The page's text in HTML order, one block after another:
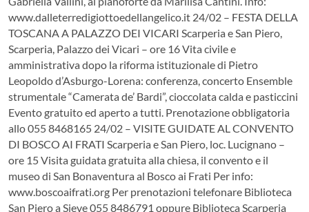
www.dalleterredigiottoedellangelico.it 24/02 – FESTA DELLA
TOSCANA A PALAZZO DEI VICARI Scarperia e San Piero,
Scarperia, Palazzo dei Vicari – ore 16 Vita civile e
amministrativa dopo la riforma istituzionale di Pietro
Leopoldo d’Asburgo-Lorena: conferenza, concerto Ensemble
strumentale “Camerata de’ Bardi”, cioccolata calda e pasticcini
Evento gratuito ed aperto a tutti. Prenotazione obbligatoria
allo 055 8468165 24/02 – VISITE GUIDATE AL CONVENTO
DI BOSCO AI FRATI Scarperia e San Piero, loc. Lucignano –
ore 15 Visita guidata gratuita alla chiesa, il convento e il
museo di San Bonaventura al Bosco ai Frati Per info:
www.boscoaifrati.org Per prenotazioni telefonare Biblioteca
San Piero a Sieve 055 8486791 oppure Biblioteca Scarperia